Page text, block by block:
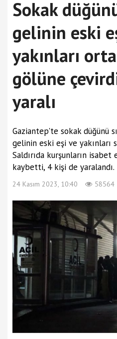
Sokak
gelinin eski
yakınları
gölüne
yaralı
Gaziantep'te sokak düğünü
gelinin eski eşi ve yakınları
Saldırıda kurşunların
kaybetti, 4 kişi de yaralandı.
24 Kasım 2023, 10:40 58564